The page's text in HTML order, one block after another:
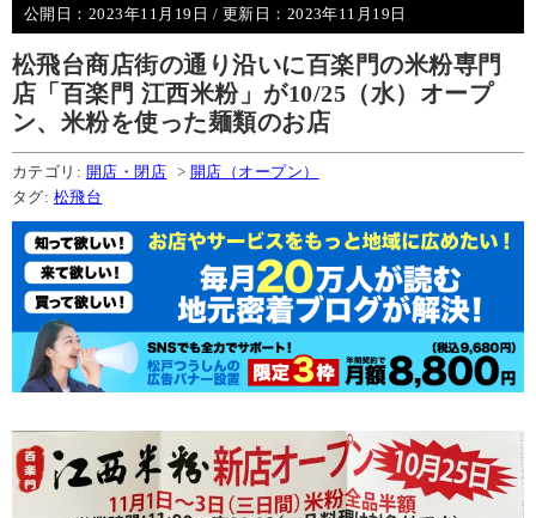
公開日： 2023年11月19日 / 更新日： 2023年11月19日
松飛台商店街の通り沿いに百楽門の米粉専門
店「百楽門 江西米粉」が10/25（水）オープ
ン、米粉を使った麺類のお店
カテゴリ: 開店・閉店 > 開店（オープン）
タグ: 松飛台